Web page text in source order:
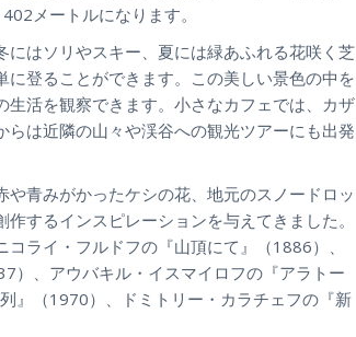
メートルになります。
はソリやスキー、夏には緑あふれる花咲く芝
登ることができます。この美しい景色の中を
活を観察できます。小さなカフェでは、カザ
は近隣の山々や渓谷への観光ツアーにも出発
青みがかったケシの花、地元のスノードロッ
するインスピレーションを与えてきました。
ライ・フルドフの『山頂にて』（1886）、
）、アウバキル・イスマイロフの『アラトー
』（1970）、ドミトリー・カラチェフの『新